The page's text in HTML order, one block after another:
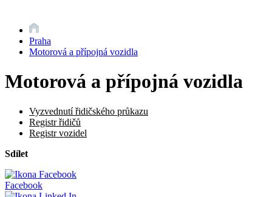
Praha
Motorová a přípojná vozidla
Motorová a přípojná vozidla
Vyzvednutí řidičského průkazu
Registr řidičů
Registr vozidel
Sdílet
Facebook